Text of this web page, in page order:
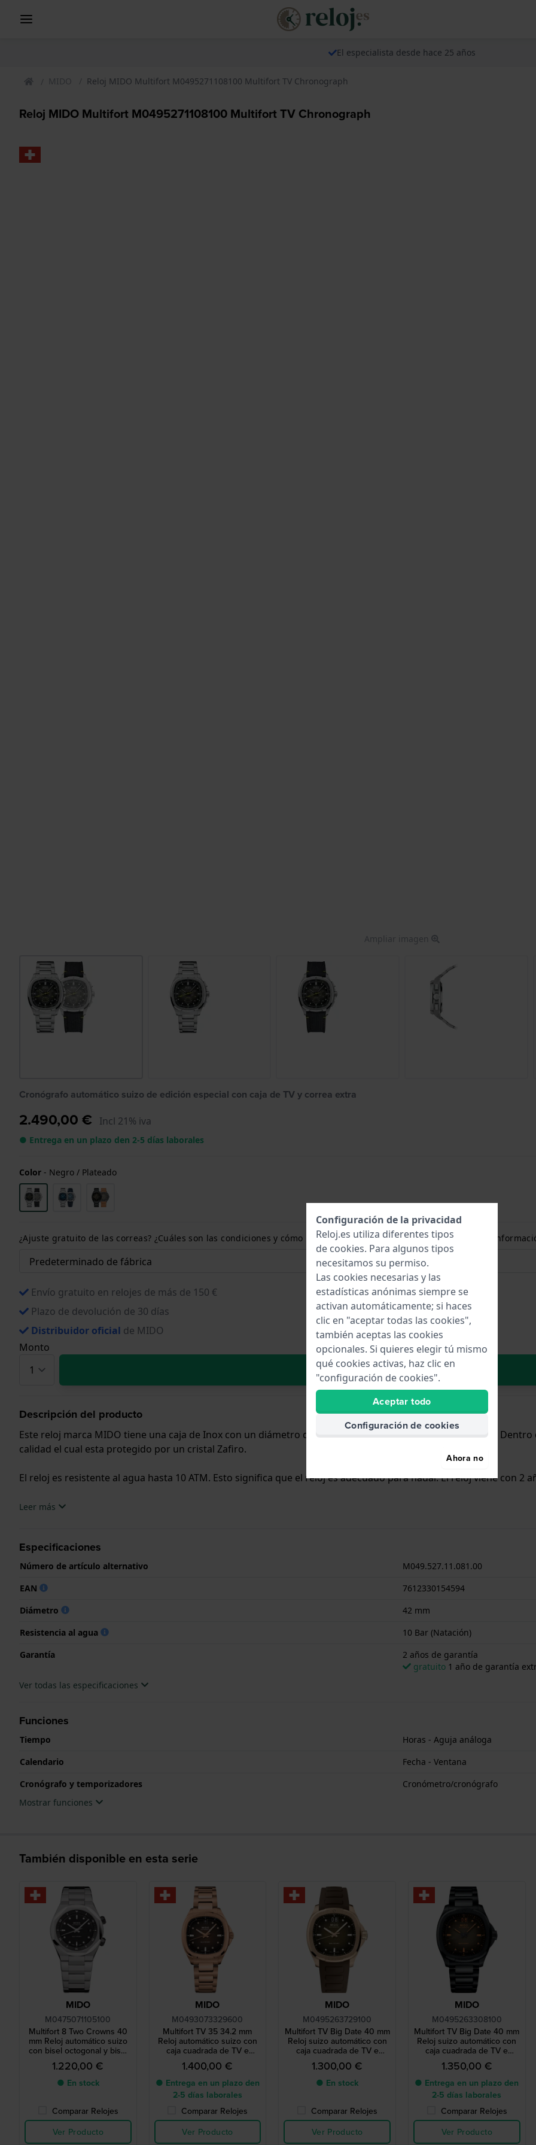
El especialista desde hace 25 años
MIDO Reloj MIDO Multifort M0495271108100 Multifort TV Chronograph
Reloj MIDO Multifort M0495271108100 Multifort TV Chronograph
Ampliar imagen
Cronógrafo automático suizo de edición especial con caja de TV y correa extra
2.490,00 € Incl 21% iva
● Entrega en un plazo den 2-5 días laborales
Color - Negro / Plateado
¿Ajuste gratuito de las correas? ¿Cuáles son las condiciones y cómo puedo medir el tamaño de mi muñeca? Más
Envío gratuito en relojes de más de 150 €
Plazo de devolución de 30 días
Distribuidor oficial de MIDO
Monto
Añadir al carrito
Descripción del producto
Este reloj marca MIDO tiene una caja de Inox con un diámetro de 42 mm y cuenta con una correa de Inox.
calidad el cual esta protegido por un cristal Zafiro.
El reloj es resistente al agua hasta 10 ATM. Esto significa que el reloj es adecuado para nadar. El reloj viene con 2
.Leer más
Especificaciones
Número de artículo alternativo
M049.527.11.081.00
EAN
7612330154594
Diámetro
42 mm
Resistencia al agua
10 Bar (Natación)
Garantía
2 años de garantía
gratuito 1 año de garantía
Ver todas las especificaciones
Funciones
Tiempo
Horas - Aguja análoga
Calendario
Fecha - Ventana
Cronógrafo y temporizadores
Cronómetro/cronógrafo
Mostrar funciones
También disponible en esta serie
MIDO
M0475071105100
Multifort 8 Two Crowns 40
mm Reloj automático suizo
con bisel octogonal y bisel
giratorio interno
1.220,00 €
● En stock
Comparar Relojes
Ver Producto
MIDO
M0493073329600
Multifort TV 35 34.2 mm
Reloj automático suizo con
caja cuadrada de TV e
índices de diamantes
1.400,00 €
● Entrega en un plazo den
2-5 días laborales
Comparar Relojes
Ver Producto
MIDO
M0495263729100
Multifort TV Big Date 40 mm
Reloj suizo automático con
caja cuadrada de TV e
indicador de fecha grande
1.300,00 €
● En stock
Comparar Relojes
Ver Producto
MIDO
M0495263308100
Multifort TV Big Date 40 mm
Reloj suizo automático con
caja cuadrada de TV e
indicador de fecha grande
1.350,00 €
● Entrega en un plazo den
2-5 días laborales
Comparar Relojes
Ver Producto
Configuración de la privacidad
Reloj.es utiliza diferentes tipos
de cookies. Para algunos tipos
necesitamos su permiso.
Las cookies necesarias y las
estadísticas anónimas siempre se
activan automáticamente; si haces
clic en "aceptar todas las cookies",
también aceptas las cookies
opcionales. Si quieres elegir tú mismo
qué cookies activas, haz clic en
"configuración de cookies".
Aceptar todo
Configuración de cookies
Ahora no